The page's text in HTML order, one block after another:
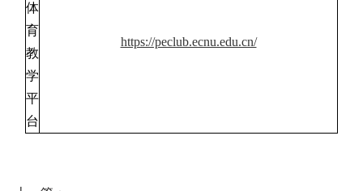
体
育
教
学
平
台
https://peclub.ecnu.edu.cn/